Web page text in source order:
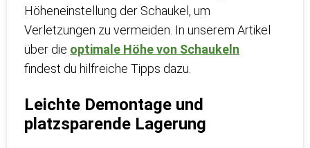
Höheneinstellung der Schaukel, um
Verletzungen zu vermeiden. In unserem Artikel
über die optimale Höhe von Schaukeln
findest du hilfreiche Tipps dazu.
Leichte Demontage und
platzsparende Lagerung